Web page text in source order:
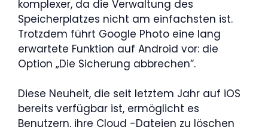
komplexer, da die Verwaltung des
Speicherplatzes nicht am einfachsten ist.
Trotzdem führt Google Photo eine lang
erwartete Funktion auf Android vor: die
Option „Die Sicherung abbrechen”.
Diese Neuheit, die seit letztem Jahr auf iOS
bereits verfügbar ist, ermöglicht es
Benutzern, ihre Cloud -Dateien zu löschen